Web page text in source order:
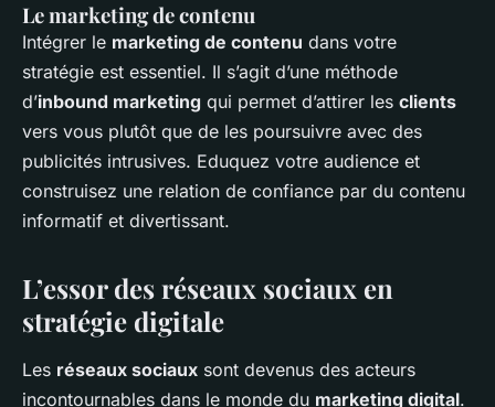
Le marketing de contenu
Intégrer le marketing de contenu dans votre
stratégie est essentiel. Il s’agit d’une méthode
d’inbound marketing qui permet d’attirer les clients
vers vous plutôt que de les poursuivre avec des
publicités intrusives. Eduquez votre audience et
construisez une relation de confiance par du contenu
informatif et divertissant.
L’essor des réseaux sociaux en
stratégie digitale
Les réseaux sociaux sont devenus des acteurs
incontournables dans le monde du marketing digital.